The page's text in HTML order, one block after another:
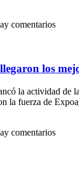
comentarios
los
la actividad
la fuerza de
comentarios